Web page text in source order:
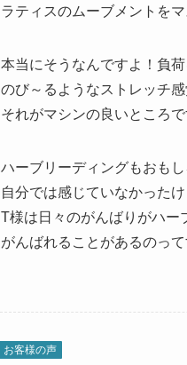
ラティスのムーブメントを
本当にそうなんですよ！負
のび～るようなストレッチ
それがマシンの良いところ
ハーブリーディングもおも
自分では感じていなかった
T様は日々のがんばりがハー
がんばれることがあるのっ
お客様の声